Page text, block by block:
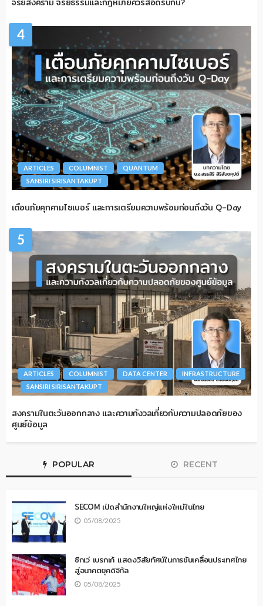
4
ARTICLES COLUMNIST
QUANTUM
SANSIRI SIRISANTAKUPT
เตือนภัยคุกคามไซเบอร์ และการเตรียมความพร้อมก่อนถึงวัน Q-Day
5
ARTICLES COLUMNIST DATA CENTER
INFRASTRUCTURE
SANSIRI SIRISANTAKUPT
สงครามในตะวันออกกลาง และความกังวลเกี่ยวกับความปลอดภัยของ
ศูนย์ข้อมูล
POPULAR RECENT
SECOM เปิดสำนักงานใหญ่แห่งใหม่ในไทย
05/08/2025
ซิกเว่ เบรกเก้ แสดงวิสัยทัศน์ในการขับเคลื่อนประเทศไทย
สู่อนาคตยุคดิจิทัล
05/08/2025